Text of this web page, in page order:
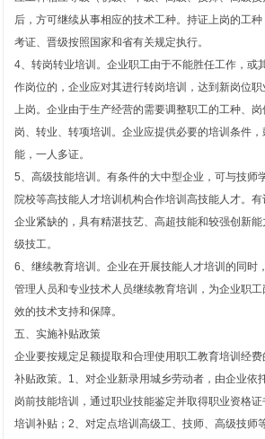
后，方可继续从事相应的技术工种。持证上岗的工种
考证、晋级按照国家和省有关规定执行。
4、转岗转业培训。企业职工由于不能胜任工作，或
作岗位的，企业应对其进行转岗培训，达到新岗位
上岗。企业由于生产经营的需要调整职工的工种、
岗、转业、转项培训。企业应提供必要的培训条件
能，一人多证。
5、高级技能培训。有条件的大中型企业，可与技师
院校等高技能人才培训机构合作培训高技能人才。
企业紧缺的，具有精湛技艺、高超技能和较强创新
级技工。
6、继续教育培训。企业在开展技能人才培训的同时
管理人员和专业技术人员继续教育培训，为企业职
效的技术支持和保障。
五、实施补贴政策
企业要按规定足额提取和合理使用职工教育培训经费
补贴政策。1、对企业新录用城乡劳动者，由企业依
岗前技能培训，通过职业技能鉴定并取得职业资格
培训补贴；2、对定点培训高级工、技师、高级技师